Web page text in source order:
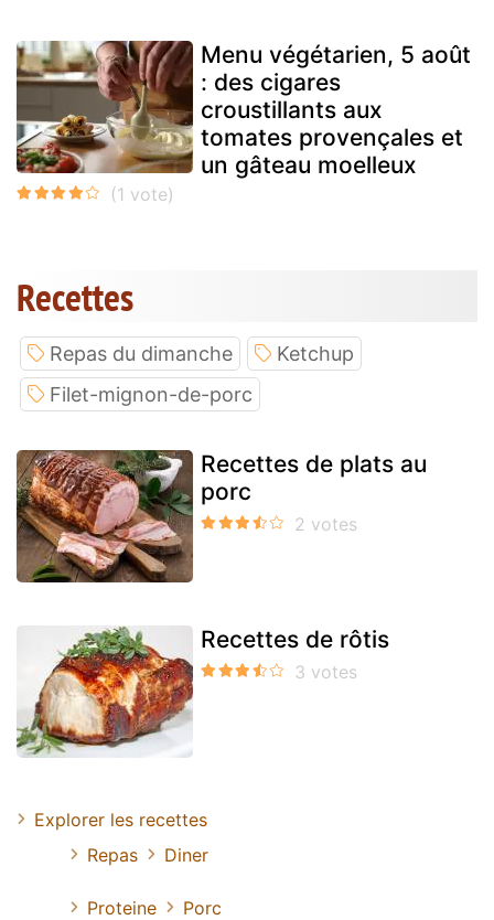
Menu végétarien, 5 août
: des cigares
croustillants aux
tomates provençales et
un gâteau moelleux
Recettes
Repas du dimanche
Ketchup
Filet-mignon-de-porc
Recettes de plats au
porc
Recettes de rôtis
Explorer les recettes
Repas
Diner
Proteine Porc